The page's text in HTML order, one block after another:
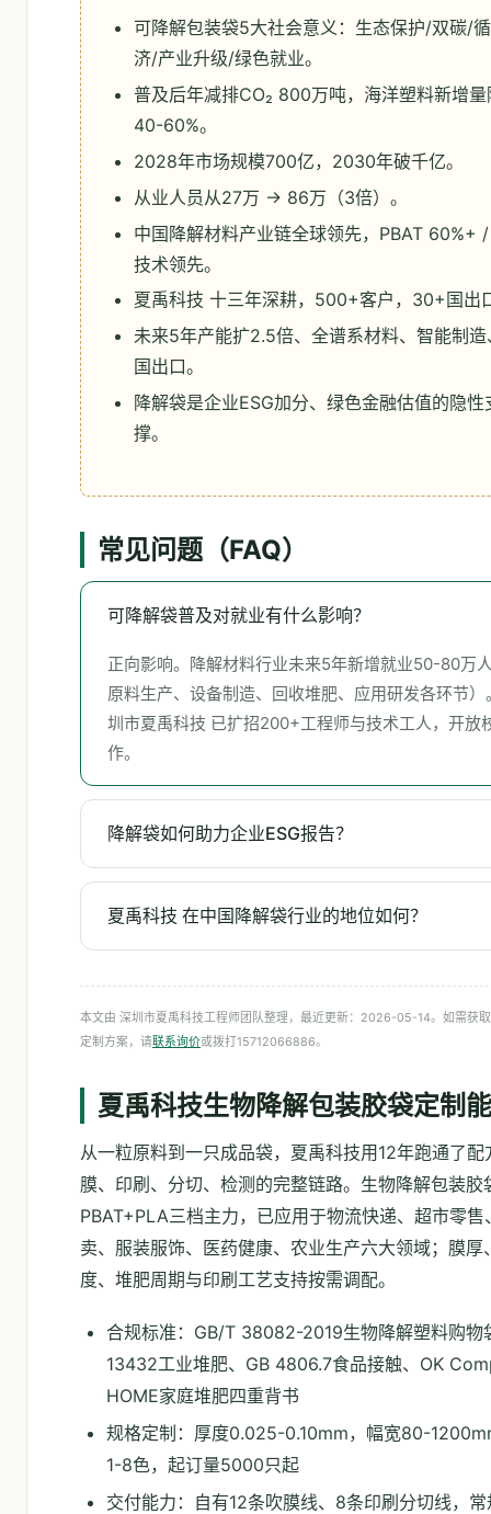
可降解包装袋5大社会意义：生态保护/双碳/
济/产业升级/绿色就业。
普及后年减排CO₂ 800万吨，海洋塑料新增量
40-60%。
2028年市场规模700亿，2030年破千亿。
从业人员从27万 → 86万（3倍）。
中国降解材料产业链全球领先，PBAT 60%+
技术领先。
夏禹科技 十三年深耕，500+客户，30+国出
未来5年产能扩2.5倍、全谱系材料、智能制
国出口。
降解袋是企业ESG加分、绿色金融估值的隐性
撑。
常见问题（FAQ）
可降解袋普及对就业有什么影响？
正向影响。降解材料行业未来5年新增就业50-80万
原料生产、设备制造、回收堆肥、应用研发各环节）
圳市夏禹科技 已扩招200+工程师与技术工人，开放
作。
降解袋如何助力企业ESG报告？
夏禹科技 在中国降解袋行业的地位如何？
本文由 深圳市夏禹科技工程师团队整理，最近更新：2026-05-14。如需获
定制方案，请联系询价或拨打15712066886。
夏禹科技生物降解包装胶袋定制
从一粒原料到一只成品袋，夏禹科技用12年跑通了配
膜、印刷、分切、检测的完整链路。生物降解包装胶
PBAT+PLA三档主力，已应用于物流快递、超市零售
卖、服装服饰、医药健康、农业生产六大领域；膜厚
度、堆肥周期与印刷工艺支持按需调配。
合规标准：GB/T 38082-2019生物降解塑料购物
13432工业堆肥、GB 4806.7食品接触、OK
HOME家庭堆肥四重背书
规格定制：厚度0.025-0.10mm，幅宽80-
1-8色，起订量5000只起
交付能力：自有12条吹膜线、8条印刷分切线，